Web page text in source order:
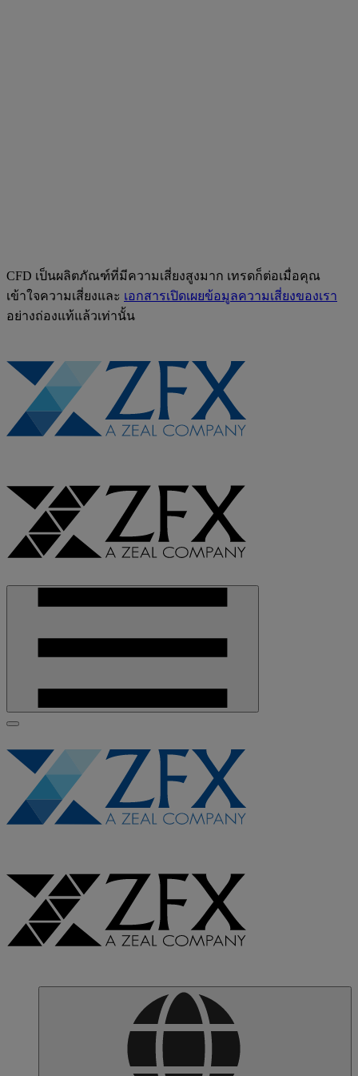
CFD เป็นผลิตภัณฑ์ที่มีความเสี่ยงสูงมาก เทรดก็ต่อเมื่อคุณ
เข้าใจความเสี่ยงและ เอกสารเปิดเผยข้อมูลความเสี่ยงของเรา
อย่างถ่องแท้แล้วเท่านั้น